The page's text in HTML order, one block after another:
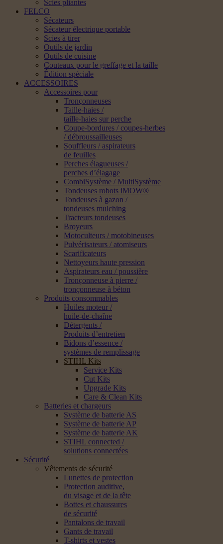
Scies pliantes
FELCO
Sécateurs
Sécateur électrique portable
Scies à tirer
Outils de jardin
Outils de cuisine
Couteaux pour le greffage et la taille
Édition spéciale
ACCESSOIRES
Accessoires pour
Tronçonneuses
Taille-haies /
taille-haies sur perche
Coupe-bordures / coupes-herbes
/ débroussailleuses
Souffleurs / aspirateurs
de feuilles
Perches élagueuses /
perches d’élagage
CombiSystème / MultiSystème
Tondeuses robots iMOW®
Tondeuses à gazon /
tondeuses mulching
Tracteurs tondeuses
Broyeurs
Motoculteurs / motobineuses
Pulvérisateurs / atomiseurs
Scarificateurs
Nettoyeurs haute pression
Aspirateurs eau / poussière
Tronçonneuse à pierre /
tronçonneuse à béton
Produits consommables
Huiles moteur /
huile-de-chaîne
Détergents /
Produits d’entretien
Bidons d’essence /
systèmes de remplissage
STIHL Kits
Service Kits
Cut Kits
Upgrade Kits
Care & Clean Kits
Batteries et chargeurs
Système de batterie AS
Système de batterie AP
Système de batterie AK
STIHL connected /
solutions connectées
Sécurité
Vêtements de sécurité
Lunettes de protection
Protection auditive,
du visage et de la tête
Bottes et chaussures
de sécurité
Pantalons de travail
Gants de travail
T-shirts et vestes